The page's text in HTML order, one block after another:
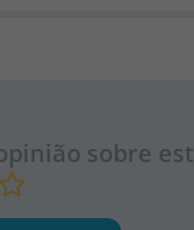
sobre